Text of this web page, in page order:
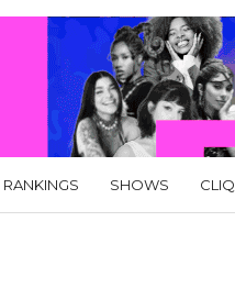
RANKINGS SHOWS